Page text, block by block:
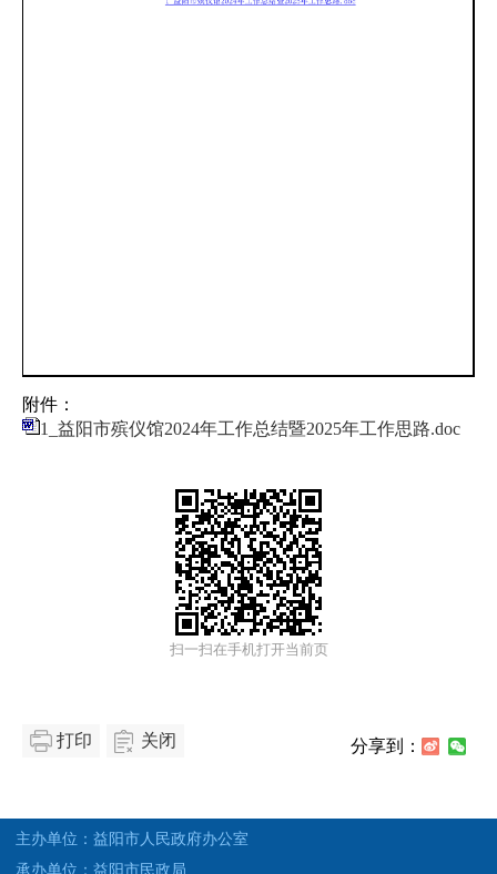
附件：
1_益阳市殡仪馆2024年工作总结暨2025年工作思路.doc
扫一扫在手机打开当前页
打印 关闭 分享到：
主办单位：益阳市人民政府办公室
承办单位：益阳市民政局